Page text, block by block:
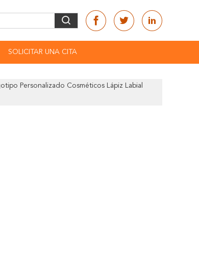
SOLICITAR UNA CITA
Personalizado Cosméticos Lápiz Labial